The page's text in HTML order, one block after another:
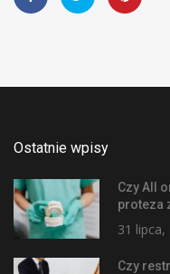
Ostatnie wpisy
Czy All
proteza
31 lipca,
Czy